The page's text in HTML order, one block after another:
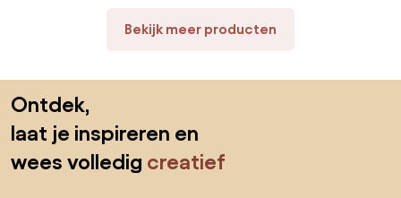
Bekijk meer producten
Ontdek,
laat je inspireren en
wees volledig creatief